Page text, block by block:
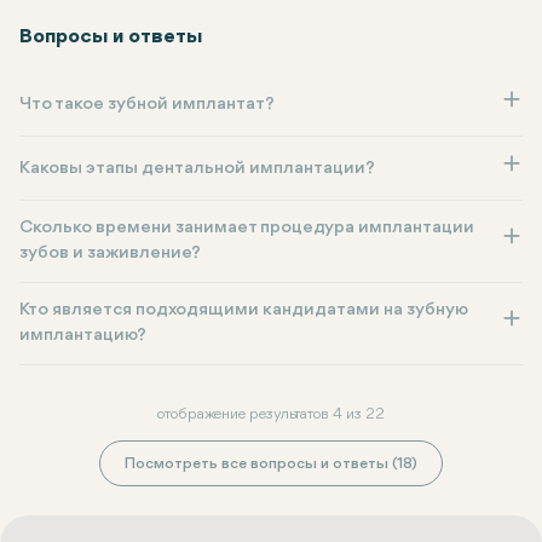
Вопросы и ответы
Что такое зубной имплантат?
Каковы этапы дентальной имплантации?
Сколько времени занимает процедура имплантации
зубов и заживление?
Кто является подходящими кандидатами на зубную
имплантацию?
отображение результатов 4 из 22
Посмотреть все вопросы и ответы (18)